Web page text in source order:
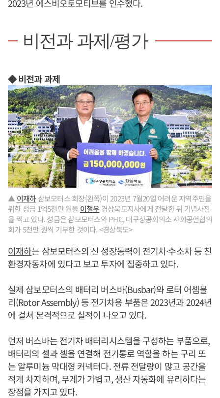
2023년 에스비오토모티브를 인수했다.
비전과 과제/평가
◆ 비전과 과제
▲ 이재하삼보모터스 회장(왼쪽)이 2023년 7월20일 어려운 지역주민을
위한 성금 1억5천만 원을 이철우 경상북도지사에게 전달한 뒤 기념사진
을 찍고 있다. 성금은 삼보모터스와 PHC, 대구상공회의소 사회공헌협의
회가 5천만 원씩 기부한 것이다. <경상북도>
이재하는 삼보모터스의 신 성장동력이 전기차·수소차 등 친
환경자동차에 있다고 보고 투자에 집중하고 있다.
실제 삼보모터스의 배터리 버스바(Busbar)와 로터 어셈블
리(Rotor Assembly) 등 전기차용 부품은 2023년과 2024년
에 걸쳐 본격적으로 실적이 나오고 있다.
먼저 버스바는 전기차 배터리시스템을 구성하는 부품으로,
배터리의 셀과 셀을 연결해 전기통로 역할을 하는 구리 또
는 알루미늄 막대형 커넥터다. 전류 전달량이 많고 공간을
적게 차지하며, 무게가 가볍고, 생산 자동화에 유리하다는
장점을 가지고 있다.